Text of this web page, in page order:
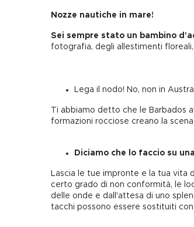
Nozze nautiche in mare!
Sei sempre stato un bambino
fotografia, degli allestimenti
Lega il nodo! No, non in
Ti abbiamo detto che le Barbados
formazioni rocciose creano la
Diciamo che lo faccio su
Lascia le tue impronte e la tua vita
certo grado di non conformità, le
delle onde e dall'attesa di uno
tacchi possono essere sostituiti con